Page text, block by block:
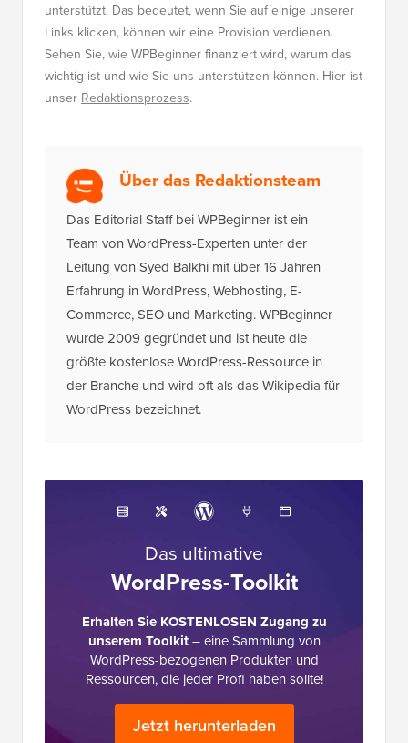
unterstützt. Das bedeutet, wenn Sie auf einige unserer
Links klicken, können wir eine Provision verdienen.
Sehen Sie, wie WPBeginner finanziert wird, warum das
wichtig ist und wie Sie uns unterstützen können. Hier ist
unser Redaktionsprozess.
Über das Redaktionsteam
Das Editorial Staff bei WPBeginner ist ein
Team von WordPress-Experten unter der
Leitung von Syed Balkhi mit über 16 Jahren
Erfahrung in WordPress, Webhosting, E-
Commerce, SEO und Marketing. WPBeginner
wurde 2009 gegründet und ist heute die
größte kostenlose WordPress-Ressource in
der Branche und wird oft als das Wikipedia für
WordPress bezeichnet.
Das ultimative
WordPress-Toolkit
Erhalten Sie KOSTENLOSEN Zugang zu
unserem Toolkit– eine Sammlung von
WordPress-bezogenen Produkten und
Ressourcen, die jeder Profi haben sollte!
Jetzt herunterladen